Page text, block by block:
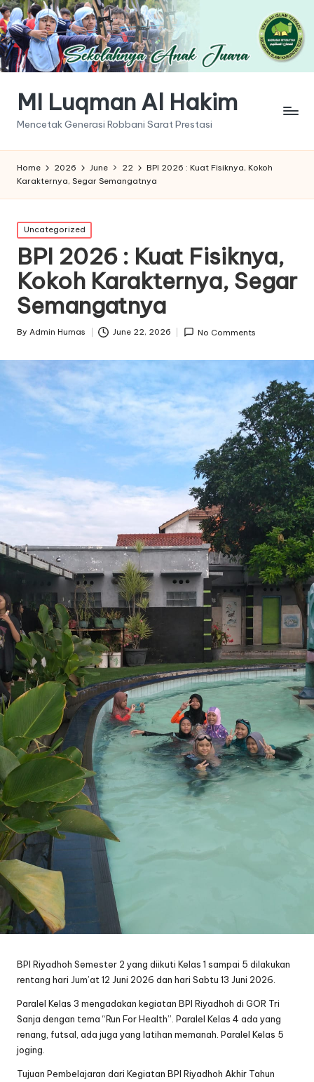
MI Luqman Al Hakim
Mencetak Generasi Robbani Sarat Prestasi
Home 2026 June 22
BPI 2026 : Kuat Fisiknya, Kokoh
Karakternya, Segar Semangatnya
Posted
in
Uncategorized
BPI 2026 : Kuat Fisiknya,
Kokoh Karakternya, Segar
Semangatnya
Posted
By Admin Humas June 22, 2026 No Comments
BPI Riyadhoh Semester 2 yang diikuti Kelas 1 sampai 5 dilakukan
rentang hari Jum’at 12 Juni 2026 dan hari Sabtu 13 Juni 2026.
Paralel Kelas 3 mengadakan kegiatan BPI Riyadhoh di GOR Tri
Sanja dengan tema “Run For Health”. Paralel Kelas 4 ada yang
renang, futsal, ada juga yang latihan memanah. Paralel Kelas 5
joging.
Tujuan Pembelajaran dari Kegiatan BPI Riyadhoh Akhir Tahun